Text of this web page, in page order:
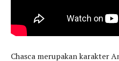
Chasca merupakan karakter